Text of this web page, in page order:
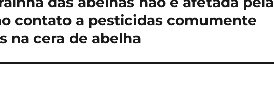
contato a pesticidas comumente
na cera de abelha